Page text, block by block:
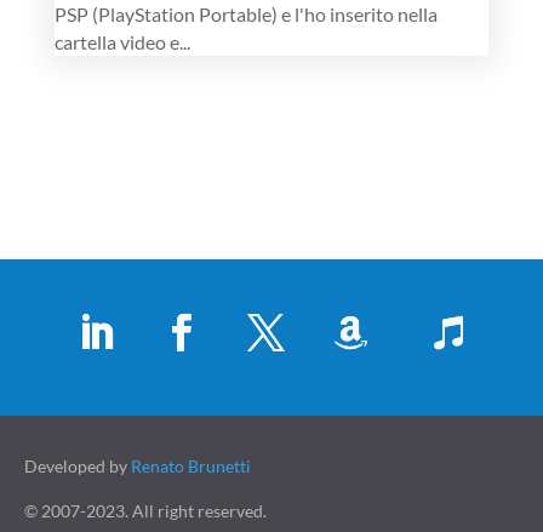
PSP (PlayStation Portable) e l'ho inserito nella
cartella video e...
Developed by Renato Brunetti
© 2007-2023. All right reserved.